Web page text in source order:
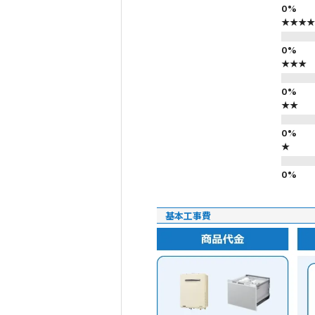
★★★★
★★★
★★
★
基本工事費